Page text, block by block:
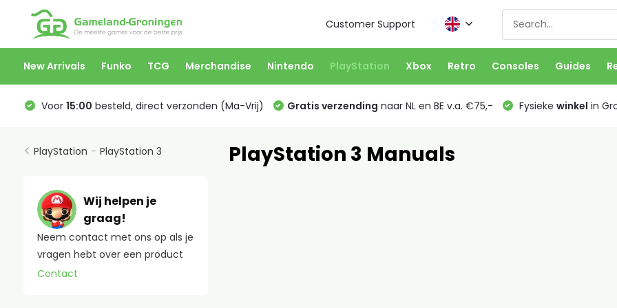
Customer Support
New Arrivals Funko TCG Merchandise Nintendo PlayStation Xbox Retro Consoles Guides
Voor 15:00 besteld, direct verzonden (Ma-Vrij) Gratis verzending naar NL en BE v.a. €75,- Fysieke winkel in
PlayStation - PlayStation 3
Wij helpen je
graag!
Neem contact met ons op als je
vragen hebt over een product
Contact
PlayStation 3 Manuals